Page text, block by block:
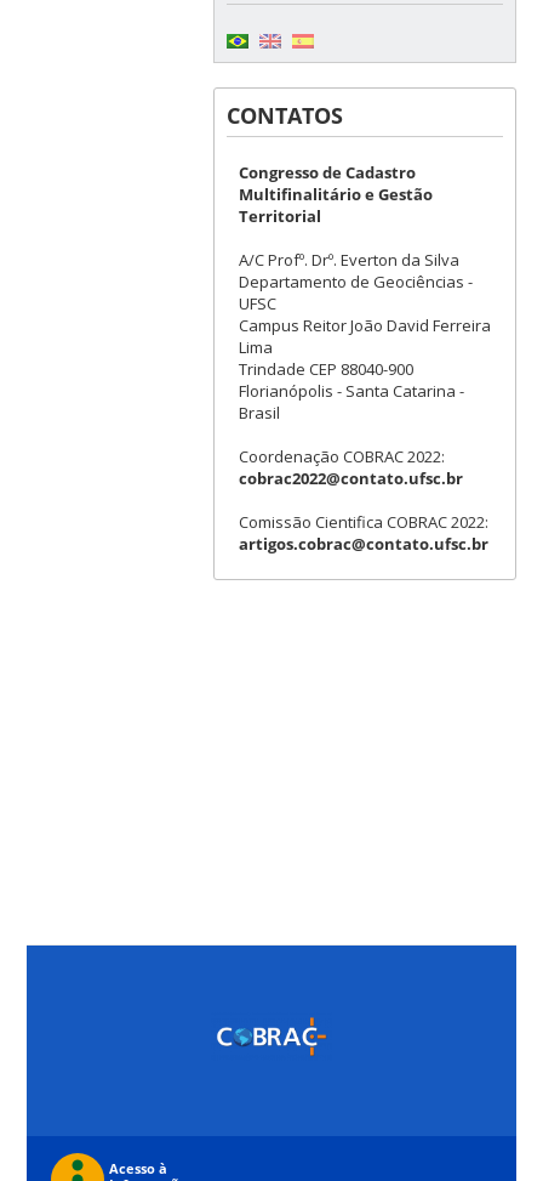
CONTATOS
Congresso de Cadastro
Multifinalitário e Gestão
Territorial
A/C Profº. Drº. Everton da Silva
Departamento de Geociências -
UFSC
Campus Reitor João David Ferreira
Lima
Trindade CEP 88040-900
Florianópolis - Santa Catarina -
Brasil
Coordenação COBRAC 2022:
cobrac2022@contato.ufsc.br
Comissão Cientifica COBRAC 2022:
artigos.cobrac@contato.ufsc.br